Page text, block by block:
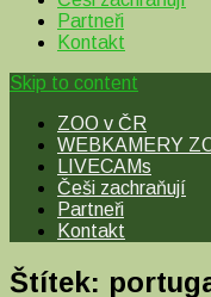
Partneři
Kontakt
Skip to content
ZOO v ČR
WEBKAMERY
LIVECAMs
Češi zachraňují
Partneři
Kontakt
Štítek: